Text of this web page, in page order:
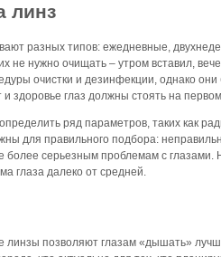
линз
разных типов: ежедневные,
их не нужно очищать – утром вставил,
очистки и дезинфекции, однако
здоровье глаз должны стоять на
ряд параметров, таких как
для правильного подбора:
более серьезным проблемам с
глаза далеко от средней.
линзы позволяют глазам «дышать»